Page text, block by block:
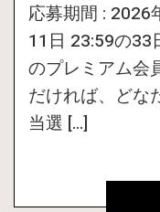
応募期間 : 2026
11日 23:59の33
のプレミアム会
だければ、どな
当選 […]